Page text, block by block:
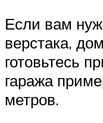
Если вам
верстака,
готовьтесь
гаража
метров.